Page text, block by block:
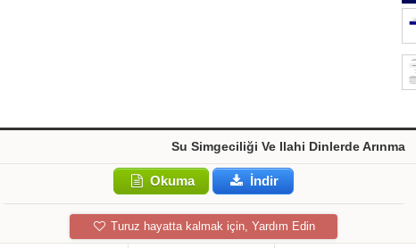
Su Simgeciliği Ve Ilahi Dinlerde Arınma
Okuma İndir
Turuz hayatta kalmak için, Yardım Edin